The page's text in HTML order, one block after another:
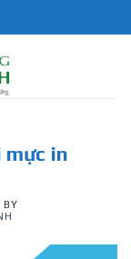
in
BY